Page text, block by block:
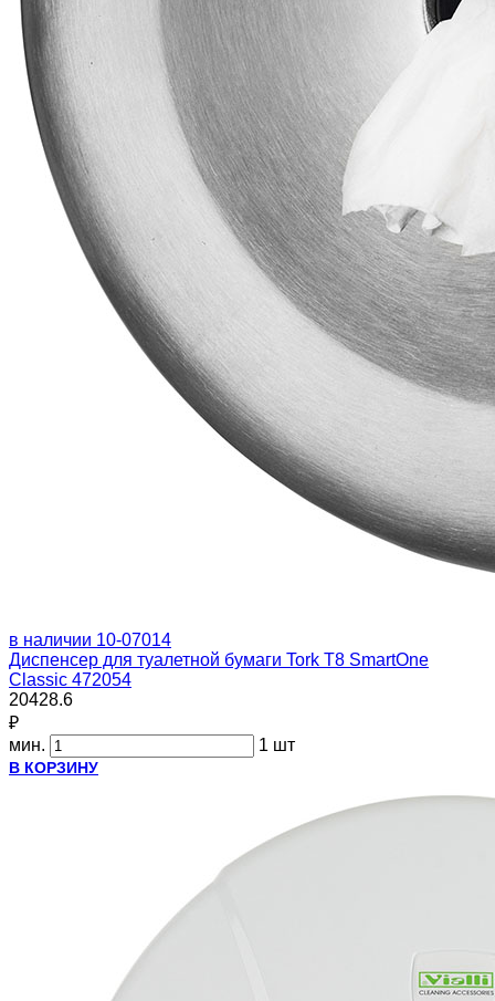
в наличии 10-07014
Диспенсер для туалетной бумаги Tork T8 SmartOne
Classic 472054
20428.6
₽
мин.
1 шт
В КОРЗИНУ